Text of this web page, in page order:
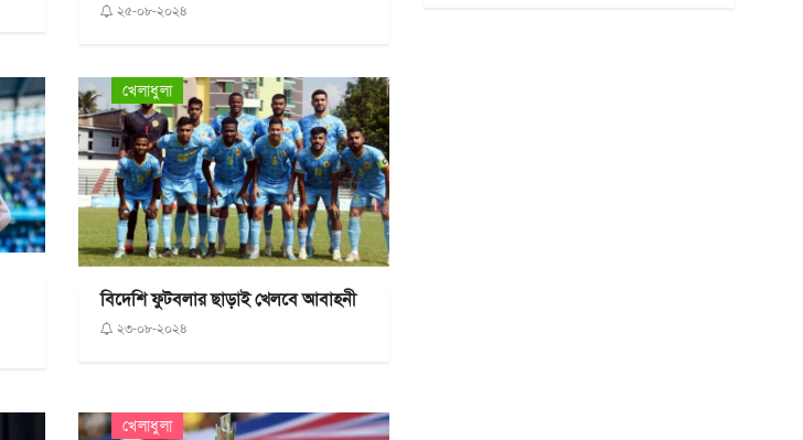
২৫-০৮-২০২৪
খেলাধুলা
বিদেশি ফুটবলার ছাড়াই খেলবে আবাহনী
২৩-০৮-২০২৪
খেলাধুলা